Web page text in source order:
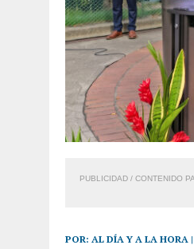
PUBLICIDAD / CONTENIDO
POR: AL DÍA Y A LA HORA